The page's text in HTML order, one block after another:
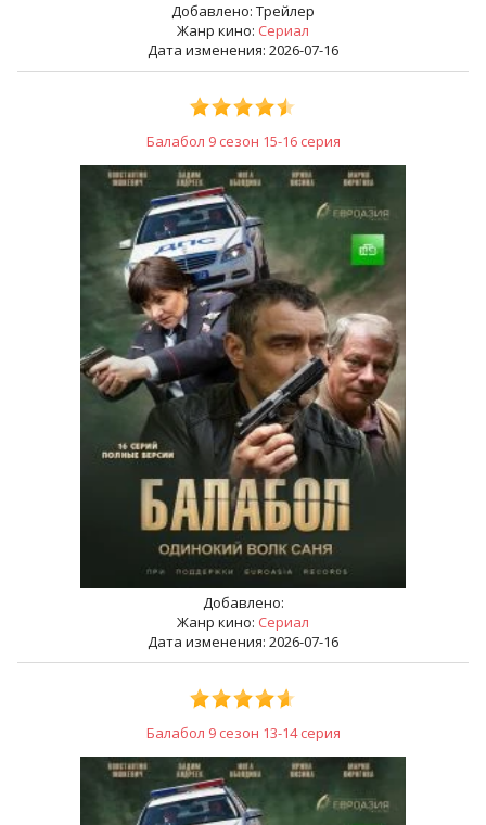
Добавлено: Трейлер
Жанр кино: Сериал
Дата изменения: 2026-07-16
Балабол 9 сезон 15-16 серия
Добавлено:
Жанр кино: Сериал
Дата изменения: 2026-07-16
Балабол 9 сезон 13-14 серия